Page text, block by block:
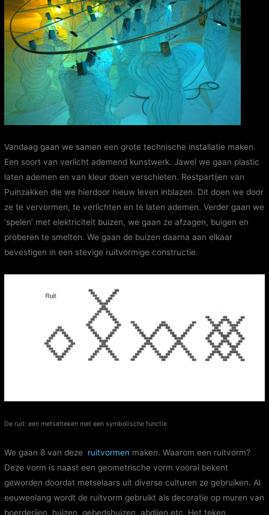
Vandaag gaan we samen een grote technische installatie maken.
Een soort van verlicht ademend kunstwerk. Jawel we gaan plastic
laten ademen en van kleur doen verschieten. Restpartijen van
Puinzakken die we hierdoor nieuw leven inblazen. Dit doen we door
ze te vervormen, te verlichten en te laten ademen. Verder gaan we
‘spelen’ met elektriciteit buizen, we gaan ze afzagen, buigen en
proberen te smelten. We gaan de buizen daarna aan elkaar
bevestigen in een stevige ruitvormige constructie.
De ruit: een metselteken met een symbolische functie.
We gaan 8 van deze ruitvormen maken. Waarom een ruitvorm?
Deze vorm is naast een geometrische vorm vooral bekent
geworden doordat metselaars uit diverse culturen ze gebruiken. Al
eeuwenlang wordt de ruitvorm gebruikt als decoratie op muren van
boerderijen, huizen, gebedshuizen, abdijen etc. Het teken